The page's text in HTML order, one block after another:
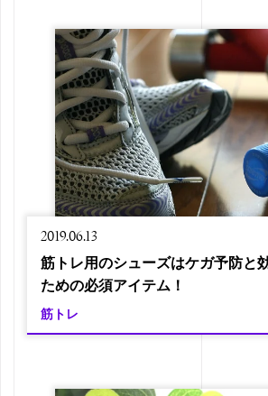
2019.06.13
筋トレ用のシューズはケガ予防と
ための必須アイテム！
筋トレ